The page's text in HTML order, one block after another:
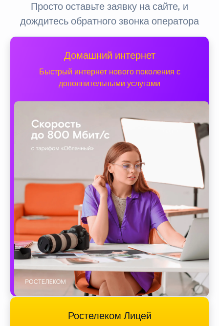
Просто оставьте заявку на сайте, и
дождитесь обратного звонка оператора
Домашний интернет
Быстрый интернет нового поколения с
дополнительными услугами
Ростелеком Лицей